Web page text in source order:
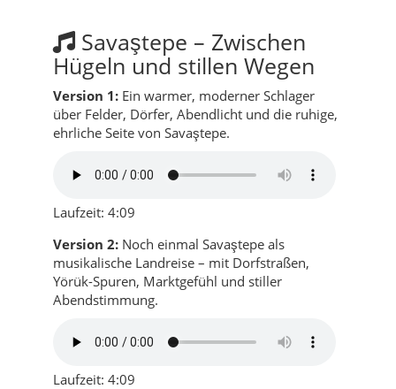
Savaştepe – Zwischen
Hügeln und stillen Wegen
Version 1: Ein warmer, moderner Schlager
über Felder, Dörfer, Abendlicht und die ruhige,
ehrliche Seite von Savaştepe.
Laufzeit: 4:09
Version 2: Noch einmal Savaştepe als
musikalische Landreise – mit Dorfstraßen,
Yörük-Spuren, Marktgefühl und stiller
Abendstimmung.
Laufzeit: 4:09